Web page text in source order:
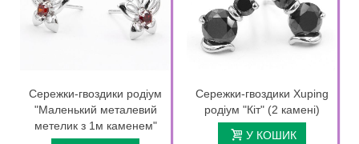
Сережки-гвоздики родіум
"Маленький металевий
метелик з 1м каменем"
Сережки-гвоздики Xuping
родіум "Кіт" (2 камені)
У КОШИК